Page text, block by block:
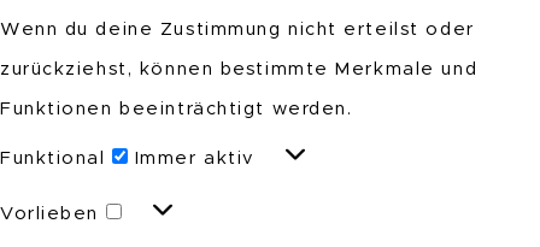
Wenn du deine Zustimmung nicht erteilst oder
zurückziehst, können bestimmte Merkmale und
Funktionen beeinträchtigt werden.
Funktional
Funktional
Immer aktiv
Vorlieben
Vorlieben